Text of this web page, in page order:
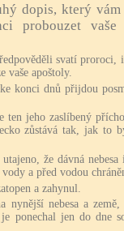
dopis, který vám
probouzet vaše
svatí proroci,
vaše apoštoly.
konci dnů přijdou
ten jeho zaslíbený
zůstává tak, jak to
že dávná nebesa
a před vodou
a zahynul.
nynější nebesa a země,
ponechal jen do dne